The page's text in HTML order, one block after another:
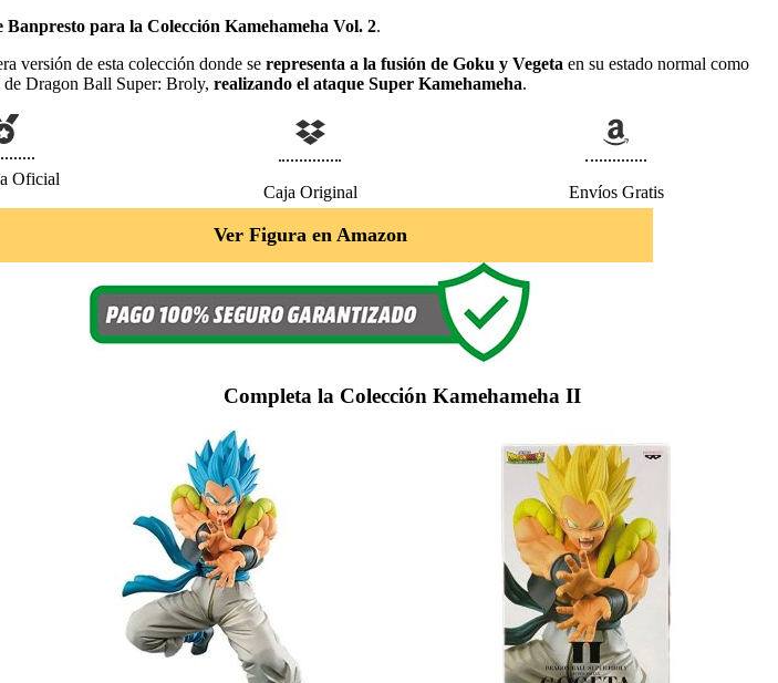
Banpresto para la Colección Kamehameha Vol. 2.
versión de esta colección donde serepresenta a la fusión de Goku y Vegeta en su estado normal como
de Dragon Ball Super: Broly,realizando el ataque Super Kamehameha.
Oficial
Caja Original Envíos Gratis
Ver Figura en Amazon
Completa la Colección Kamehameha II